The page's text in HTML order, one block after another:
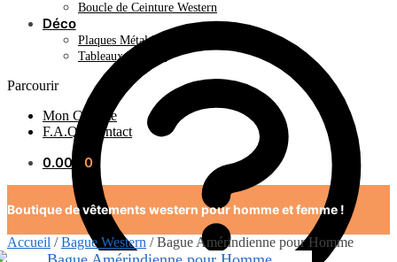
Boucle de Ceinture Western
Déco
Plaques Métal Déco Américaine
Tableaux Western
Parcourir
Mon Compte
F.A.Q / Contact
0.00€ 0
Boutique de vêtements western pour homme et femme !
Accueil /Bague Western /Bague Amérindienne pour Homme